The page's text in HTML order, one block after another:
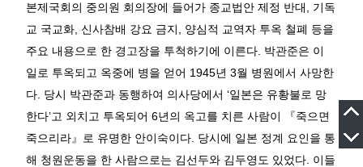
본제국회의 중의원 회의장에 들어가 종교법안 제정 반대, 기독
교 국교화, 신사참배 강요 금지, 양심적 교역자 투옥 철폐 등을
주요 내용으로 한 경고장을 투척하기에 이른다. 박관준은 이
일로 투옥되고 옥중에 병을 얻어 1945년 3월 병원에서 사망한
다. 당시 박관준과 동행하여 의사당에서 ‘일본은 유황불로 망
한다’고 외치고 투옥되어 6년의 옥고를 치른 사람이 『죽으면
죽으리라』로 유명한 안이숙이다. 당시에 일본 정계 요인을 통
해 청원운동을 한 사람으로는 김선두와 김두영도 있었다. 이들